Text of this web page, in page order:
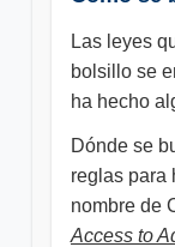
Las leyes
bolsillo se
ha hecho
Dónde se
reglas para
nombre de
Access to